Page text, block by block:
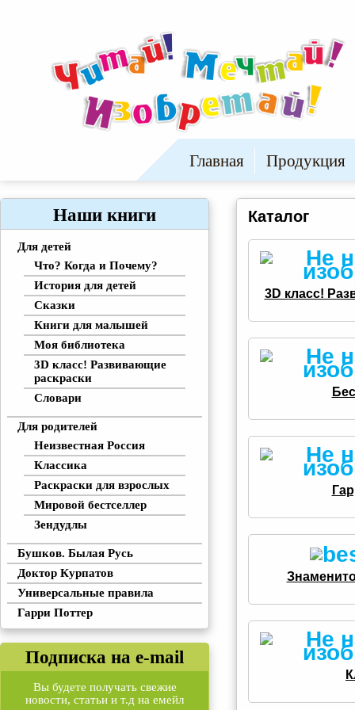
Главная Продукция
Наши книги
Для детей
Что? Когда и Почему?
История для детей
Сказки
Книги для малышей
Моя библиотека
3D класс! Развивающие
раскраски
Словари
Для родителей
Неизвестная Россия
Классика
Раскраски для взрослых
Мировой бестселлер
Зендудлы
Бушков. Былая Русь
Доктор Курпатов
Универсальные правила
Гарри Поттер
Подписка на e-mail
Вы будете получать свежие
новости, статьи и т.д на емейл
Каталог
3D класс!